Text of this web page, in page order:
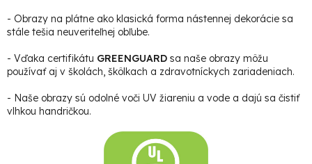
- Obrazy na plátne ako klasická forma nástennej dekorácie sa
stále tešia neuveriteľnej obľube.
- Vďaka certifikátu GREENGUARD sa naše obrazy môžu
používať aj v školách, škôlkach a zdravotníckych zariadeniach.
- Naše obrazy sú odolné voči UV žiareniu a vode a dajú sa čistiť
vlhkou handričkou.